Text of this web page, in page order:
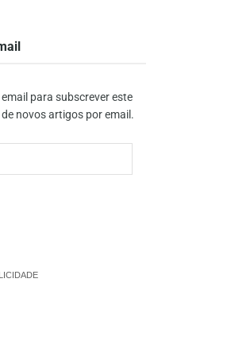
para subscrever este
novos artigos por email.